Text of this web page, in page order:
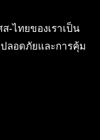
-ไทยของเราเป็น
ลอดภัยและการคุ้ม